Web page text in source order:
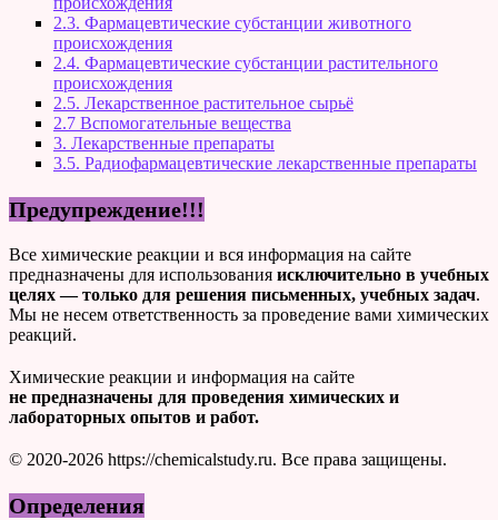
2.3. Фармацевтические субстанции животного
происхождения
2.4. Фармацевтические субстанции растительного
происхождения
2.5. Лекарственное растительное сырьё
2.7 Вспомогательные вещества
3. Лекарственные препараты
3.5. Радиофармацевтические лекарственные препараты
Предупреждение!!!
Все химические реакции и вся информация на сайте
предназначены для использования исключительно в учебных
целях — только для решения письменных, учебных задач.
Мы не несем ответственность за проведение вами химических
реакций.
Химические реакции и информация на сайте
не предназначены для проведения химических и
лабораторных опытов и работ.
© 2020-2026 https://chemicalstudy.ru. Все права защищены.
Определения